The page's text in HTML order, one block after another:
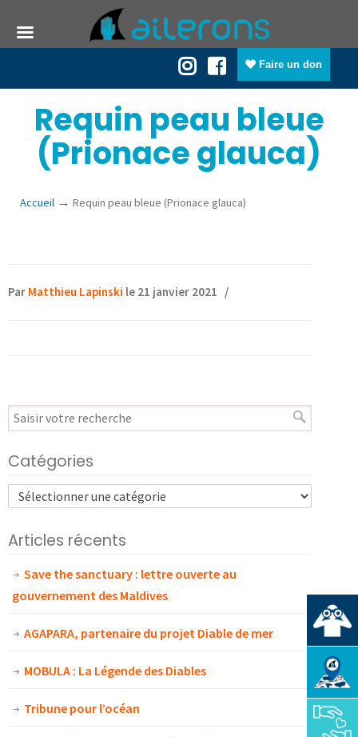
Faire un don
Requin peau bleue
(Prionace glauca)
Accueil → Requin peau bleue (Prionace glauca)
Par Matthieu Lapinski le 21 janvier 2021 /
Catégories
Articles récents
Save the sanctuary : lettre ouverte au
gouvernement des Maldives
AGAPARA, partenaire du projet Diable de mer
MOBULA : La Légende des Diables
Tribune pour l’océan